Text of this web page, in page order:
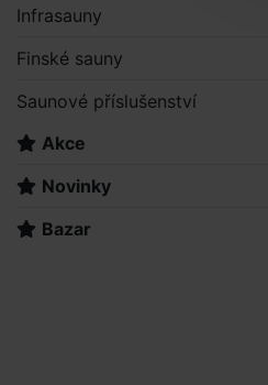
Infrasauny
Finské sauny
Saunové příslušenství
Akce
Novinky
Bazar